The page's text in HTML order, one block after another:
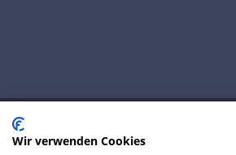
© 2020 IP Central GmbH
Wir verwenden Cookies